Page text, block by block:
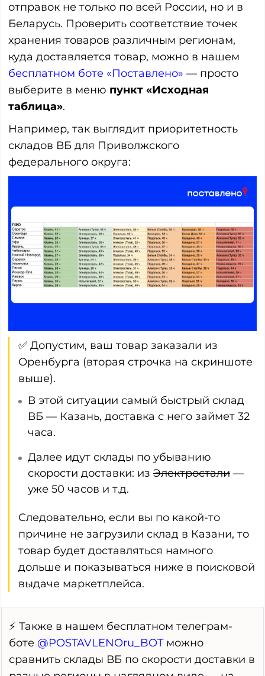
отправок не только по всей России, но и в
Беларусь. Проверить соответствие точек
хранения товаров различным регионам,
куда доставляется товар, можно в нашем
бесплатном боте «Поставлено» — просто
выберите в меню пункт «Исходная
таблица».
Например, так выглядит приоритетность
складов ВБ для Приволжского
федерального округа:
✅ Допустим, ваш товар заказали из
Оренбурга (вторая строчка на скриншоте
выше).
В этой ситуации самый быстрый склад
ВБ — Казань, доставка с него займет 32
часа.
Далее идут склады по убыванию
скорости доставки: из Электростали —
уже 50 часов и т.д.
Следовательно, если вы по какой-то
причине не загрузили склад в Казани, то
товар будет доставляться намного
дольше и показываться ниже в поисковой
выдаче маркетплейса.
⚡ Также в нашем бесплатном телеграм-
боте @POSTAVLENOru_BOTможно
сравнить склады ВБ по скорости доставки в